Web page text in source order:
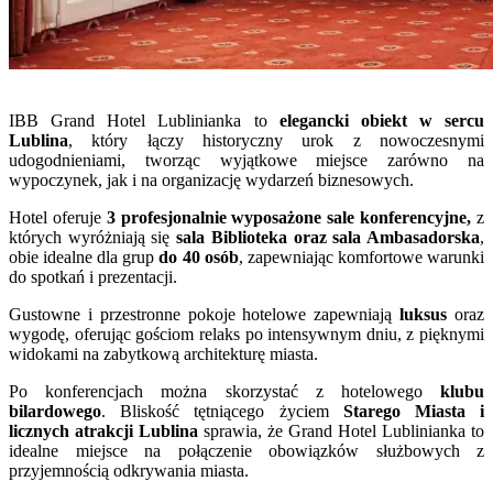
IBB Grand Hotel Lublinianka to elegancki obiekt w sercu
Lublina, który łączy historyczny urok z nowoczesnymi
udogodnieniami, tworząc wyjątkowe miejsce zarówno na
wypoczynek, jak i na organizację wydarzeń biznesowych.
Hotel oferuje 3 profesjonalnie wyposażone sale konferencyjne, z
których wyróżniają sięsala Biblioteka oraz sala Ambasadorska,
obie idealne dla grupdo 40 osób, zapewniając komfortowe warunki
do spotkań i prezentacji.
Gustowne i przestronne pokoje hotelowe zapewniająluksusoraz
wygodę, oferując gościom relaks po intensywnym dniu, z pięknymi
widokami na zabytkową architekturę miasta.
Po konferencjach można skorzystać z hotelowego klubu
bilardowego. Bliskość tętniącego życiem Starego Miasta i
licznych atrakcji Lublina sprawia, że Grand Hotel Lublinianka to
idealne miejsce na połączenie obowiązków służbowych z
przyjemnością odkrywania miasta.